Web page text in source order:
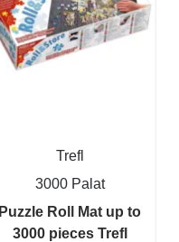
Trefl
3000 Palat
Puzzle Roll Mat up to
3000 pieces Trefl